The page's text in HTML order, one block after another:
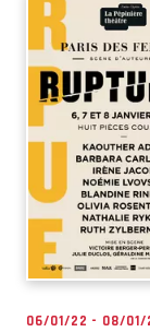
06/01/22 - 08/01/